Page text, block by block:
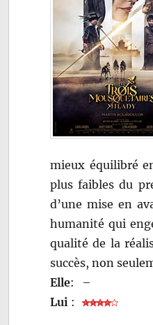
mieux équilibré
plus faibles du
d’une mise en
humanité qui
qualité de la
succès, non
Elle:
–
Lui :